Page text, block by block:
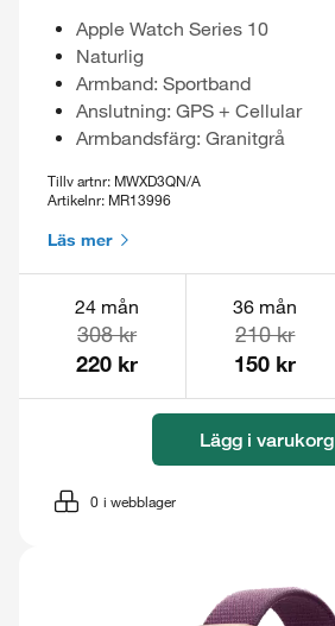
Apple Watch Series 10
Naturlig
Armband: Sportband
Anslutning: GPS + Cellular
Armbandsfärg: Granitgrå
Tillv artnr: MWXD3QN/A
Artikelnr: MR13996
Läs mer
24 mån
308 kr
220 kr
36 mån
210 kr
150 kr
Lägg i varukorg
0 i webblager